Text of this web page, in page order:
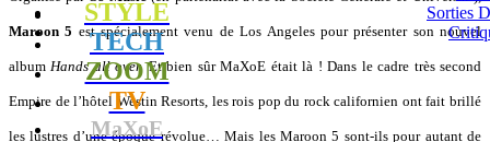
STYLE
TECH
ZOOM
TV
MaXoE
Sorties
Maroon 5 est spécialement venu de Los Angeles pour présenter son nouvel
albumHands all over.Et bien sûr MaXoE était là ! Dans le cadre très second
Empire de l’hôtel Westin Resorts, les rois pop du rock californien ont fait brillé
les lustres d’une époque révolue… Mais les Maroon 5 sont-ils pour autant de